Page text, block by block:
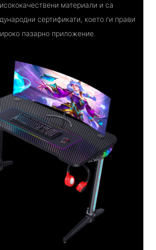
материали и са
сертификати, което ги прави
пазарно приложение.